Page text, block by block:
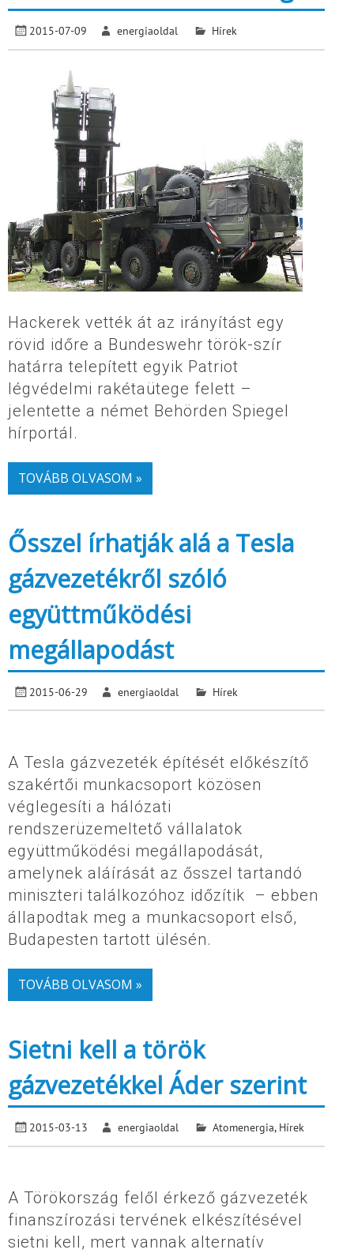
2015-07-09 energiaoldal Hírek
Hackerek vették át az irányítást egy
rövid időre a Bundeswehr török-szír
határra telepített egyik Patriot
légvédelmi rakétaütege felett –
jelentette a német Behörden Spiegel
hírportál.
TOVÁBB OLVASOM »
Ősszel írhatják alá a Tesla
gázvezetékről szóló
együttműködési
megállapodást
2015-06-29 energiaoldal Hírek
A Tesla gázvezeték építését előkészítő
szakértői munkacsoport közösen
véglegesíti a hálózati
rendszerüzemeltető vállalatok
együttműködési megállapodását,
amelynek aláírását az ősszel tartandó
miniszteri találkozóhoz időzítik – ebben
állapodtak meg a munkacsoport első,
Budapesten tartott ülésén.
TOVÁBB OLVASOM »
Sietni kell a török
gázvezetékkel Áder szerint
2015-03-13 energiaoldal Atomenergia, Hírek
A Törökország felől érkező gázvezeték
finanszírozási tervének elkészítésével
sietni kell, mert vannak alternatív